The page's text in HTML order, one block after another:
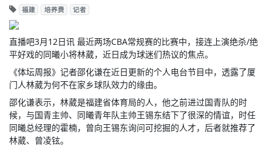
福建 培养费 记者
直播吧3月12日讯 最近两场CBA常规赛的比赛中，接连上演绝杀/绝
平好戏的同曦小将林葳，近日成为球迷们热议的焦点。
《体坛周报》记者邵化谦在近日更新的个人电台节目中，透露了厦
门人林葳为何不在家乡球队效力的缘由。
邵化谦表示，林葳是福建省体育局的人，他之前进过国青队的时
候，与国青主帅、同曦青年队主帅王锡东结下了很深的情谊，时任
同曦总经理的霍楠，曾向王锡东询问可挖掘的人才，后者就推荐了
林葳、曾凌铉。